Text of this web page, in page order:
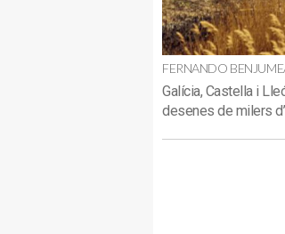
FERNANDO
Galícia, Castella i
desenes de milers